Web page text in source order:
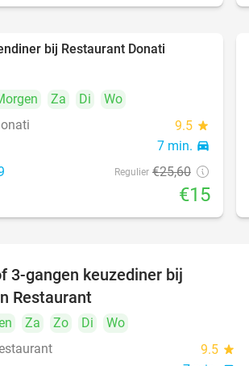
bij Restaurant Donati
Za Di
Wo
9.5 star
7 min. directions_car
Regulier €25,60
€15
3-gangen keuzediner bij
Restaurant
Za Zo Di
Wo
9.5 star